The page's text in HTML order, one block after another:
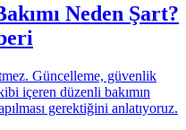
Neden Şart?
Güncelleme, güvenlik
içeren düzenli bakımın
gerektiğini anlatıyoruz.